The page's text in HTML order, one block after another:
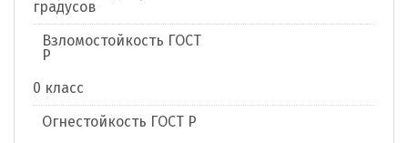
градусов
Взломостойкость ГОСТ
Р
0 класс
Огнестойкость ГОСТ Р